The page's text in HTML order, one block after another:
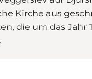
Kirche aus
die um das Jahr